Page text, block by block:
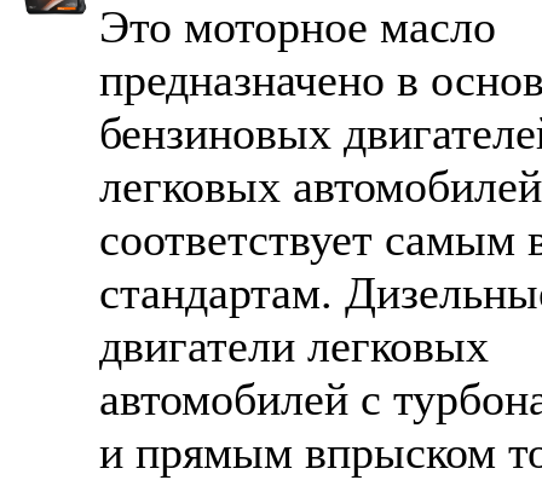
Это моторное масло
предназначено в
бензиновых
легковых
соответствует самым
стандартам.
двигатели легковых
автомобилей с
и прямым впрыском